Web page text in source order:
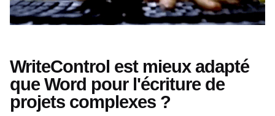
WriteControl est mieux adapté
que Word pour l'écriture de
projets complexes ?